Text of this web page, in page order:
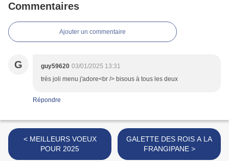
Commentaires
Ajouter un commentaire
G guy59620 03/01/2025 13:31
très joli menu j'adore<br /> bisous à tous les deux
Répondre
< MEILLEURS VOEUX
POUR 2025
GALETTE DES ROIS A LA
FRANGIPANE >